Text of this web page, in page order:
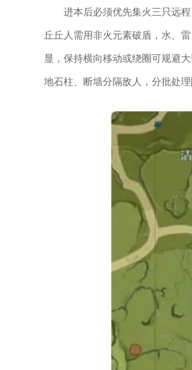
进本后必须优先集火三只远
丘丘人需用非火元素破盾，水、
显，保持横向移动或绕圈可规避
地石柱、断墙分隔敌人，分批处理